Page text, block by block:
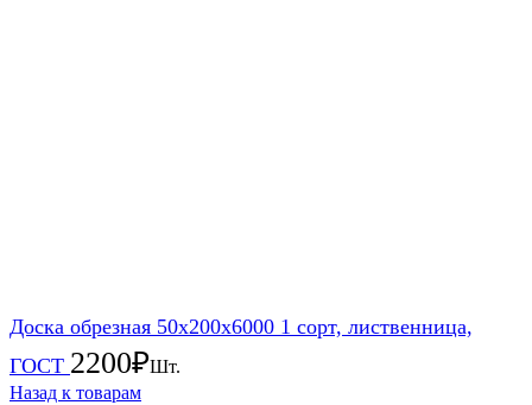
Доска обрезная 50х200х6000 1 сорт, лиственница,
ГОСТ 2200₽Шт.
Назад к товарам